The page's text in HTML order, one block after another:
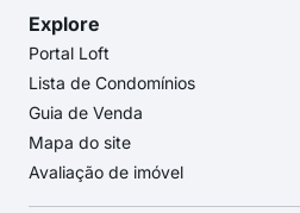
Explore
Portal Loft
Lista de Condomínios
Guia de Venda
Mapa do site
Avaliação de imóvel